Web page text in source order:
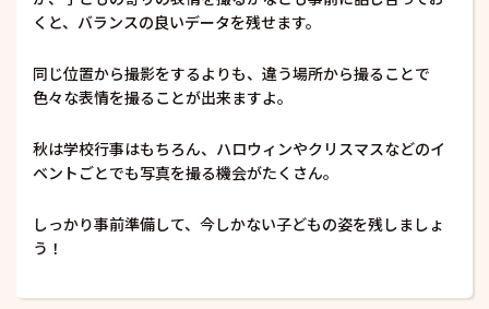
くと、バランスの良いデータを残せます。
同じ位置から撮影をするよりも、違う場所から撮ることで
色々な表情を撮ることが出来ますよ。
秋は学校行事はもちろん、ハロウィンやクリスマスなどのイ
ベントごとでも写真を撮る機会がたくさん。
しっかり事前準備して、今しかない子どもの姿を残しましょ
う！